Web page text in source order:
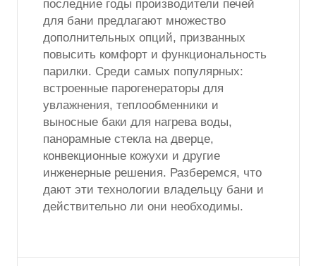
последние годы производители печей
для бани предлагают множество
дополнительных опций, призванных
повысить комфорт и функциональность
парилки. Среди самых популярных:
встроенные парогенераторы для
увлажнения, теплообменники и
выносные баки для нагрева воды,
панорамные стекла на дверце,
конвекционные кожухи и другие
инженерные решения. Разберемся, что
дают эти технологии владельцу бани и
действительно ли они необходимы.